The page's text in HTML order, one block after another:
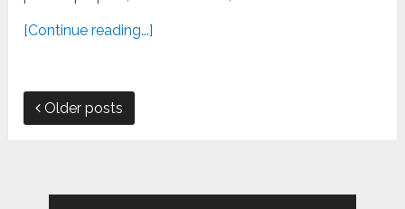
[Continue reading...]
Older posts